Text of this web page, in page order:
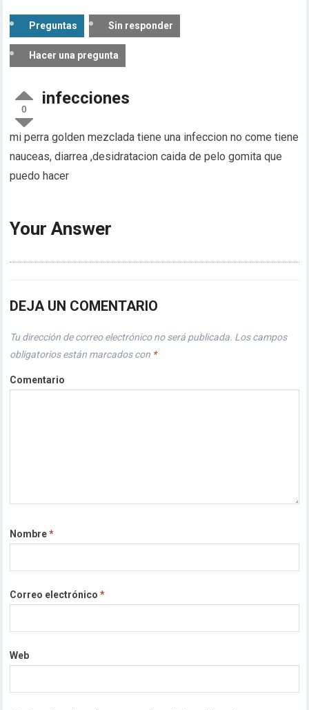
Preguntas Sin responder
Hacer una pregunta
0
infecciones
mi perra golden mezclada tiene una infeccion no come tiene
nauceas, diarrea ,desidratacion caida de pelo gomita que
puedo hacer
Your Answer
DEJA UN COMENTARIO
Tu dirección de correo electrónico no será publicada. Los campos
obligatorios están marcados con *
Comentario
Nombre*
Correo electrónico*
Web